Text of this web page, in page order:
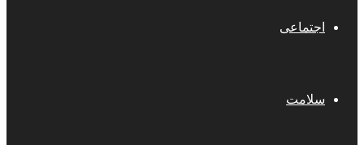
اجتماعی
سلامت